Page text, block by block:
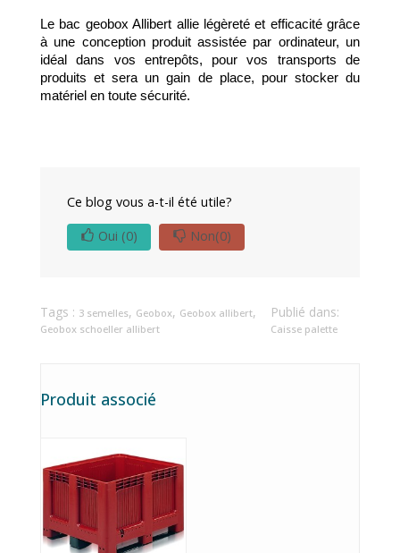
Le bac geobox Allibert allie légèreté et efficacité grâce
à une conception produit assistée par ordinateur, un
idéal dans vos entrepôts, pour vos transports de
produits et sera un gain de place, pour stocker du
matériel en toute sécurité.
Ce blog vous a-t-il été utile?
Oui (0) Non(0)
Tags : 3 semelles, Geobox, Geobox allibert,
Geobox schoeller allibert
Publié dans:
Caisse palette
Produit associé